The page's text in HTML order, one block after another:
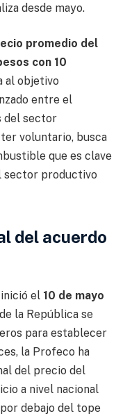
desde mayo.
promedio del
con 10
al objetivo
entre el
del sector
voluntario, busca
que es clave
sector productivo
del acuerdo
el 10 de mayo
la República se
para establecer
la Profeco ha
del precio del
a nivel nacional
debajo del tope